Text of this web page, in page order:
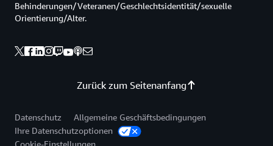
Zurück zum Seitenanfang
Behinderungen/Veteranen/Geschlechtsidentität/sexuelle
Orientierung/Alter.
Datenschutz
Allgemeine Geschäftsbedingungen
Ihre Datenschutzoptionen